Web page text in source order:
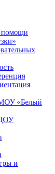
помощи
«Белый
и